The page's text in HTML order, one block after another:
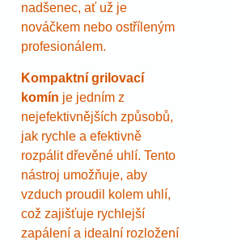
nadšenec, ať už je
nováčkem nebo ostříleným
profesionálem.
Kompaktní grilovací
komín je jedním z
nejefektivnějších způsobů,
jak rychle a efektivně
rozpálit dřevěné uhlí. Tento
nástroj umožňuje, aby
vzduch proudil kolem uhlí,
což zajišťuje rychlejší
zapálení a idealní rozložení